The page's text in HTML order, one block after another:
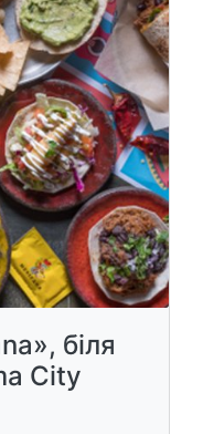
біля
City